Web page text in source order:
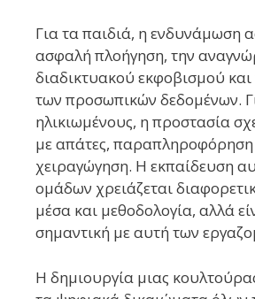
Για τα παιδιά, η ενδυνάμωση
ασφαλή πλοήγηση, την
διαδικτυακού εκφοβισμού
των προσωπικών δεδομένων.
ηλικιωμένους, η προστασία
με απάτες, παραπληροφόρηση
χειραγώγηση. Η εκπαίδευση
ομάδων χρειάζεται
μέσα και μεθοδολογία, αλλά
σημαντική με αυτή των
Η δημιουργία μιας